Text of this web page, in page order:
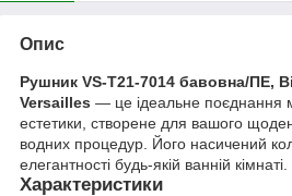
Опис
Рушник VS-T21-7014 бавовна/ПЕ,
Versailles — це ідеальне поєднання
естетики, створене для вашого
водних процедур. Його насичений
елегантності будь-якій ванній кімнаті.
Характеристики